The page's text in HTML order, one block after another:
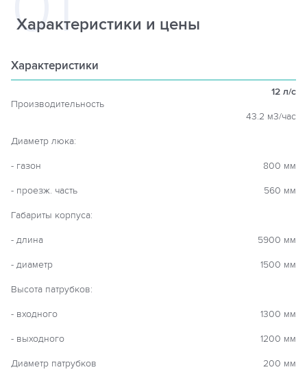
Характеристики и цены
Характеристики
Производительность
12 л/c
43.2 м3/час
Диаметр люка:
- газон 800 мм
- проезж. часть 560 мм
Габариты корпуса:
- длина 5900 мм
- диаметр 1500 мм
Высота патрубков:
- входного 1300 мм
- выходного 1200 мм
Диаметр патрубков 200 мм